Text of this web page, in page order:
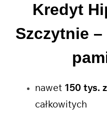
Kredyt
Szczytnie –
nawet 150 tys.
całkowitych